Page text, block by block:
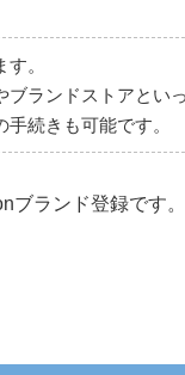
。
ランドストアとい
続きも可能です。
ランド登録です。